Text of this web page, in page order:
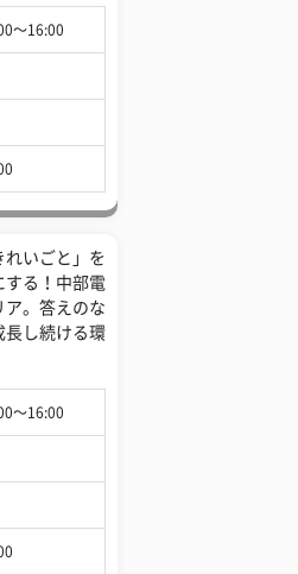
〜16:00
れいごと」を
する！中部電
ア。答えのな
長し続ける環
〜16:00